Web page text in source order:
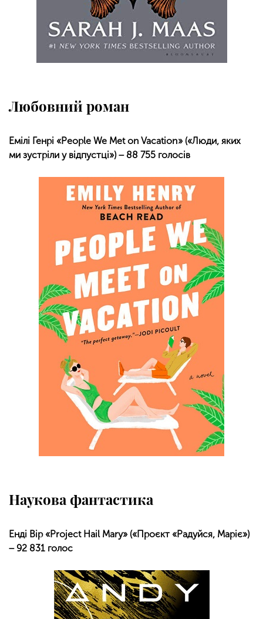
Любовний роман
Емілі Генрі «People We Met on Vacation» («Люди, яких
ми зустріли у відпустці») − 88 755 голосів
Наукова фантастика
Енді Вір «Project Hail Mary» («Проєкт «Радуйся, Маріє»)
− 92 831 голос